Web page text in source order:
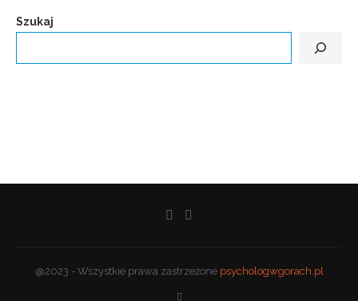
Szukaj
@2023 - Wszystkie prawa zastrzeżone psychologwgorach.pl